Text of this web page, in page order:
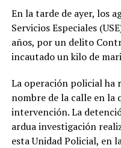
En la tarde de ayer, los
Servicios Especiales
años, por un delito
incautado un kilo de
La operación policial ha
nombre de la calle en la
intervención. La
ardua investigación
esta Unidad Policial, en